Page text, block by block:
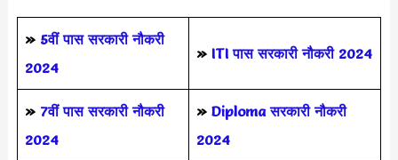
» 5वीं पास सरकारी नौकरी
2024
» ITI पास सरकारी नौकरी 2024
» 7वीं पास सरकारी नौकरी
2024
» Diploma सरकारी नौकरी
2024